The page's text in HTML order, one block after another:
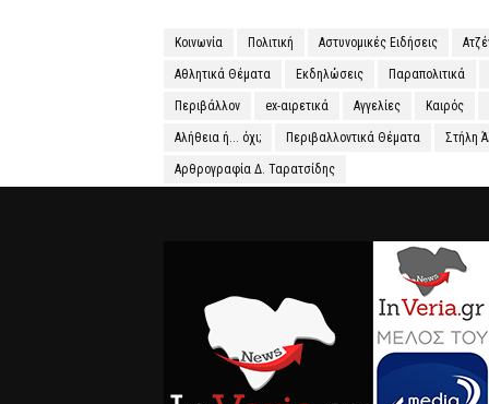
Κοινωνία Πολιτική Αστυνομικές Ειδήσεις
Αθλητικά Θέματα Εκδηλώσεις Παραπολιτικά
Περιβάλλον ex-αιρετικά Αγγελίες Καιρός
Αλήθεια ή... όχι; Περιβαλλοντικά Θέματα Στήλη
Αρθρογραφία Δ. Ταρατσίδης